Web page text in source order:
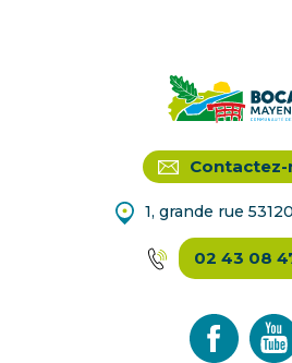
Contactez-
1, grande rue
02 43 08